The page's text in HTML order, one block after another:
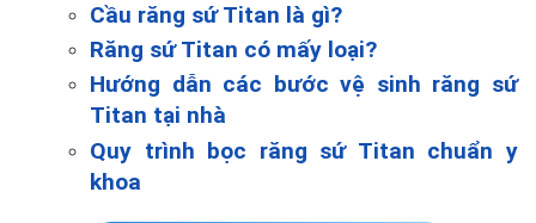
Cầu răng sứ Titan là gì?
Răng sứ Titan có mấy loại?
Hướng dẫn các bước vệ sinh răng sứ
Titan tại nhà
Quy trình bọc răng sứ Titan chuẩn y
khoa